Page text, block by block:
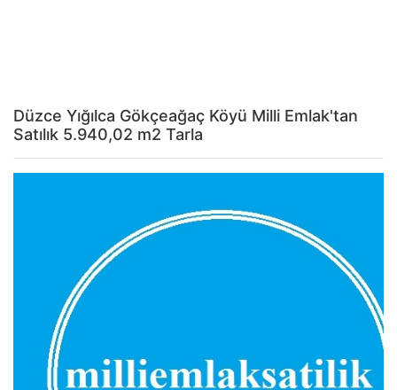
Düzce Yığılca Gökçeağaç Köyü Milli Emlak'tan
Satılık 5.940,02 m2 Tarla